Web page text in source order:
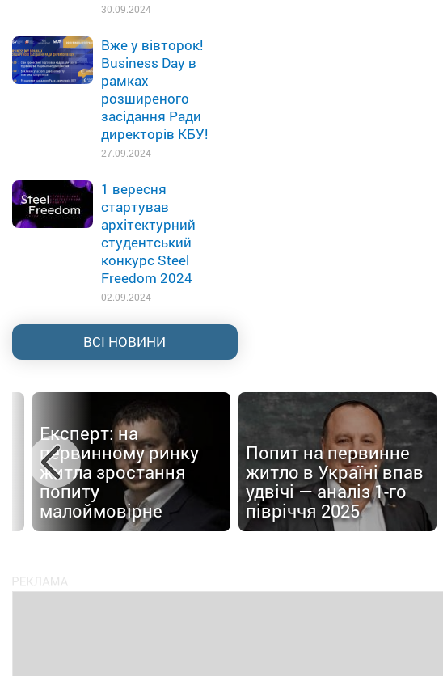
30.09.2024
Вже у вівторок!
Business Day в
рамках
розширеного
засідання Ради
директорів КБУ!
27.09.2024
1 вересня
стартував
архітектурний
студентський
конкурс Steel
Freedom 2024
02.09.2024
ВСІ НОВИНИ
Експерт: на
первинному ринку
житла зростання
попиту
малоймовірне
Попит на первинне
житло в Україні впав
удвічі — аналіз 1-го
півріччя 2025